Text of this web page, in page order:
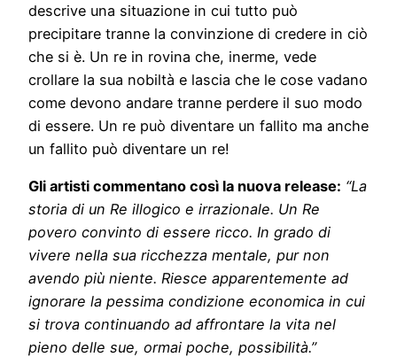
descrive una situazione in cui tutto può
precipitare tranne la convinzione di credere in ciò
che si è. Un re in rovina che, inerme, vede
crollare la sua nobiltà e lascia che le cose vadano
come devono andare tranne perdere il suo modo
di essere. Un re può diventare un fallito ma anche
un fallito può diventare un re!
Gli artisti commentano così la nuova release: “La
storia di un Re illogico e irrazionale. Un Re
povero convinto di essere ricco. In grado di
vivere nella sua ricchezza mentale, pur non
avendo più niente. Riesce apparentemente ad
ignorare la pessima condizione economica in cui
si trova continuando ad affrontare la vita nel
pieno delle sue, ormai poche, possibilità.”